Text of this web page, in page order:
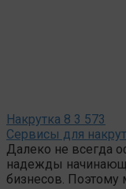
Накрутка 8 3 573
Сервисы для
Далеко не всегда
надежды
бизнесов. Поэтому